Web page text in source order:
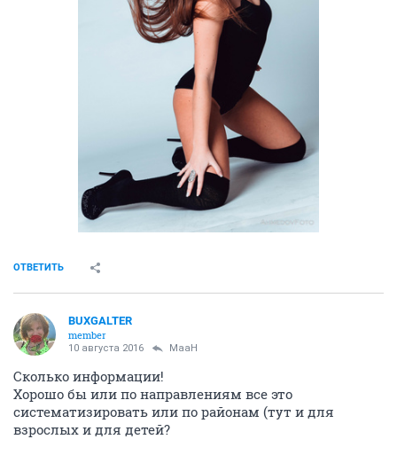
ОТВЕТИТЬ
BUXGALTER
member
10 августа 2016 MaaH
Сколько информации!
Хорошо бы или по направлениям все это
систематизировать или по районам (тут и для
взрослых и для детей?